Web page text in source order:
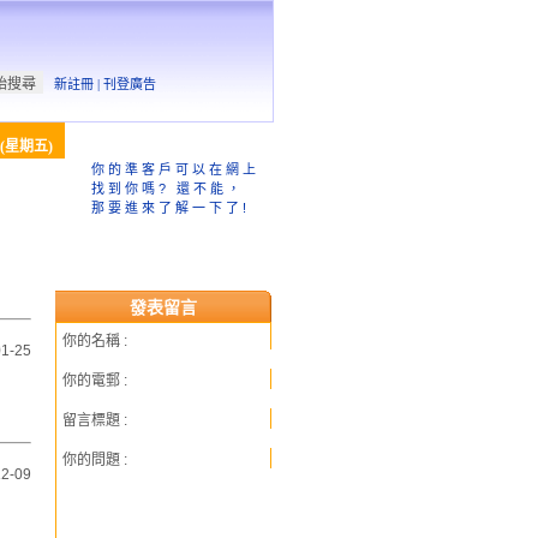
新註冊 | 刊登廣告
星期五)
你的準客戶可以在網上
找到你嗎? 還不能，
那要進來了解一下了!
發表留言
你的名稱 :
你的電郵 :
留言標題 :
你的問題 :
25
09